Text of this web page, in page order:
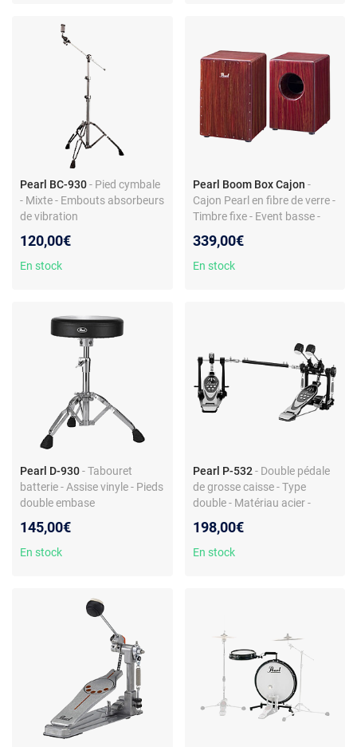
Pearl BC-930- Pied cymbale
- Mixte - Embouts absorbeurs
de vibration
120,00€
En stock
Pearl Boom Box Cajon -
Cajon Pearl en fibre de verre -
Timbre fixe - Event basse -
339,00€
En stock
Pearl D-930- Tabouret
batterie - Assise vinyle - Pieds
double embase
145,00€
En stock
Pearl P-532 - Double pédale
de grosse caisse - Type
double - Matériau acier -
198,00€
En stock